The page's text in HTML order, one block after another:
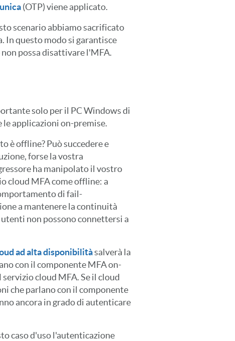
(OTP) viene applicato.
scenario abbiamo sacrificato
In questo modo si garantisce
possa disattivare l'MFA.
solo per il PC Windows di
le applicazioni on-premise.
è offline? Può succedere e
forse la vostra
ha manipolato il vostro
cloud MFA come offline: a
di fail-
a mantenere la continuità
non possono connettersi a
ad alta disponibilitàsalverà la
con il componente MFA on-
cloud MFA. Se il cloud
che parlano con il componente
ancora in grado di autenticare
caso d'uso l'autenticazione